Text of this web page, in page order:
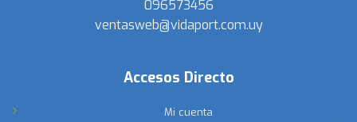
096573456
ventasweb@vidaport.com.uy
Accesos Directo
Mi cuenta